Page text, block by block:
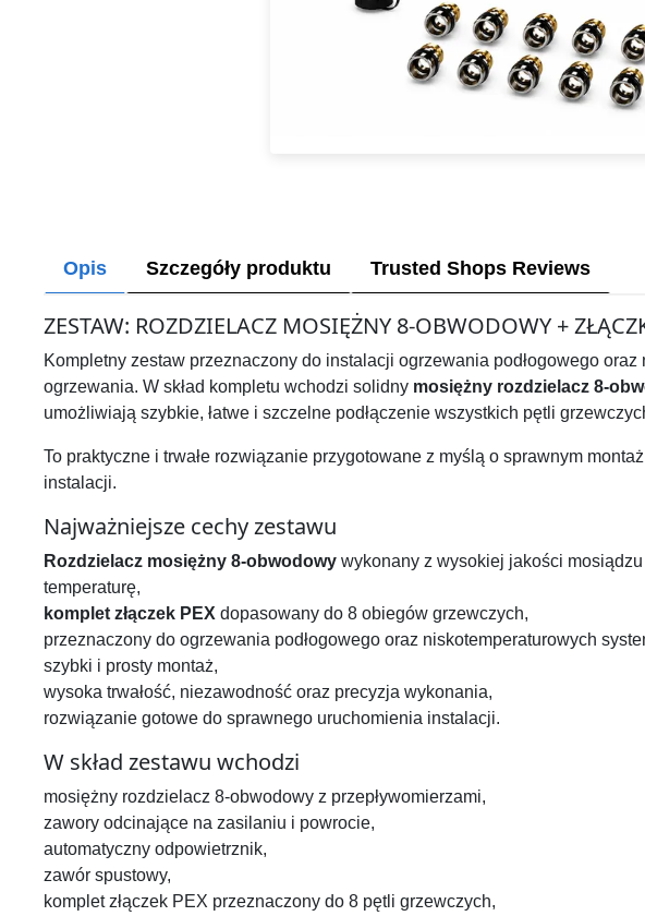
Opis Szczegóły produktu Trusted Shops Reviews
ZESTAW: ROZDZIELACZ MOSIĘŻNY 8-OBWODOWY +
Kompletny zestaw przeznaczony do instalacji ogrzewania podłogowego
ogrzewania. W skład kompletu wchodzi solidny mosiężny rozdzielacz 8-
umożliwiają szybkie, łatwe i szczelne podłączenie wszystkich pętli
To praktyczne i trwałe rozwiązanie przygotowane z myślą o sprawnym
instalacji.
Najważniejsze cechy zestawu
Rozdzielacz mosiężny 8-obwodowywykonany z wysokiej jakości
temperaturę,
komplet złączek PEX dopasowany do 8 obiegów grzewczych,
przeznaczony do ogrzewania podłogowego oraz niskotemperaturowych
szybki i prosty montaż,
wysoka trwałość, niezawodność oraz precyzja wykonania,
rozwiązanie gotowe do sprawnego uruchomienia instalacji.
W skład zestawu wchodzi
mosiężny rozdzielacz 8-obwodowy z przepływomierzami,
zawory odcinające na zasilaniu i powrocie,
automatyczny odpowietrznik,
zawór spustowy,
komplet złączek PEX przeznaczony do 8 pętli grzewczych,